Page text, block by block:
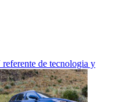
de tecnologia y